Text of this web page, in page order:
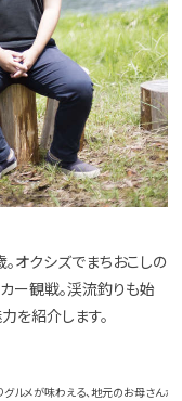
オクシズでまちおこしの
ー観戦。渓流釣りも始
を紹介します。
グルメが味わえる、地元のお母さん